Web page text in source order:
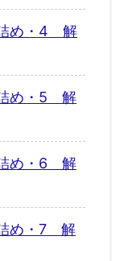
め・4 解
め・5 解
め・6 解
め・7 解